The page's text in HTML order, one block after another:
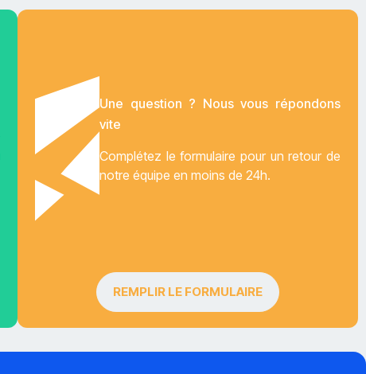
Une question ? Nous vous répondons
vite
Complétez le formulaire pour un retour de
notre équipe en moins de 24h.
REMPLIR LE FORMULAIRE